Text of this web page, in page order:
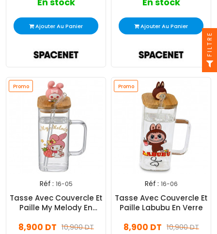
Ajouter Au Panier Ajouter Au Panier
Promo
Réf : 16-05
Tasse Avec Couvercle Et
Paille My Melody En
10,900 DT
8,900 DT
Promo
Réf : 16-06
Tasse Avec Couvercle Et
Paille Labubu En Verre
10,900 DT
8,900 DT
FILTRE